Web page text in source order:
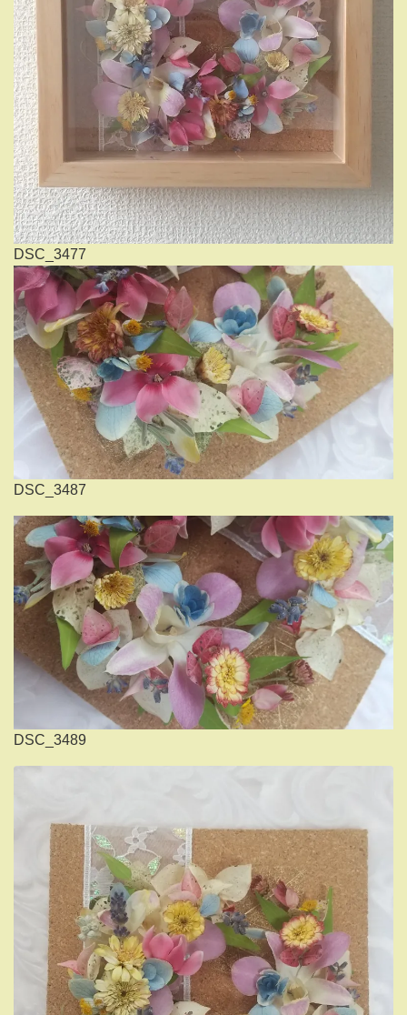
DSC_3477
DSC_3487
DSC_3489